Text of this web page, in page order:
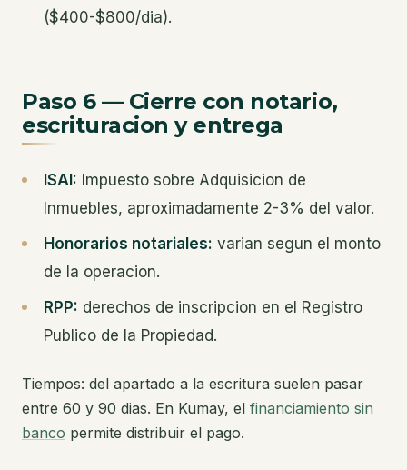
($400-$800/dia).
Paso 6 — Cierre con notario,
escrituracion y entrega
ISAI: Impuesto sobre Adquisicion de
Inmuebles, aproximadamente 2-3% del valor.
Honorarios notariales: varian segun el monto
de la operacion.
RPP: derechos de inscripcion en el Registro
Publico de la Propiedad.
Tiempos: del apartado a la escritura suelen pasar
entre 60 y 90 dias. En Kumay, el financiamiento sin
banco permite distribuir el pago.